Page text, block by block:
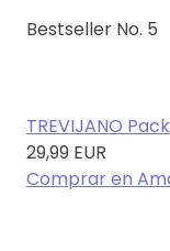
Bestseller No. 5
TREVIJANO
29,99 EUR
Comprar en